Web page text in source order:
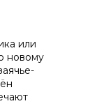
или
новому